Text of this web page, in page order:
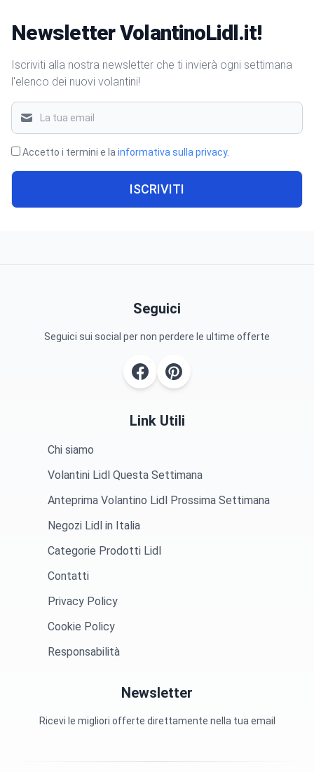
Newsletter VolantinoLidl.it!
Iscriviti alla nostra newsletter che ti invierà ogni settimana
l'elenco dei nuovi volantini!
Accetto i termini e la informativa sulla privacy.
ISCRIVITI
Seguici
Seguici sui social per non perdere le ultime offerte
Link Utili
Chi siamo
Volantini Lidl Questa Settimana
Anteprima Volantino Lidl Prossima Settimana
Negozi Lidl in Italia
Categorie Prodotti Lidl
Contatti
Privacy Policy
Cookie Policy
Responsabilità
Newsletter
Ricevi le migliori offerte direttamente nella tua email